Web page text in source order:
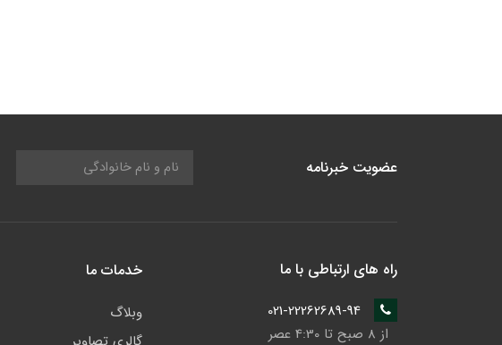
عضویت خبرنامه
راه های ارتباطی با ما
از 8 صبح تا 4:30 عصر
خدمات ما
وبلاگ